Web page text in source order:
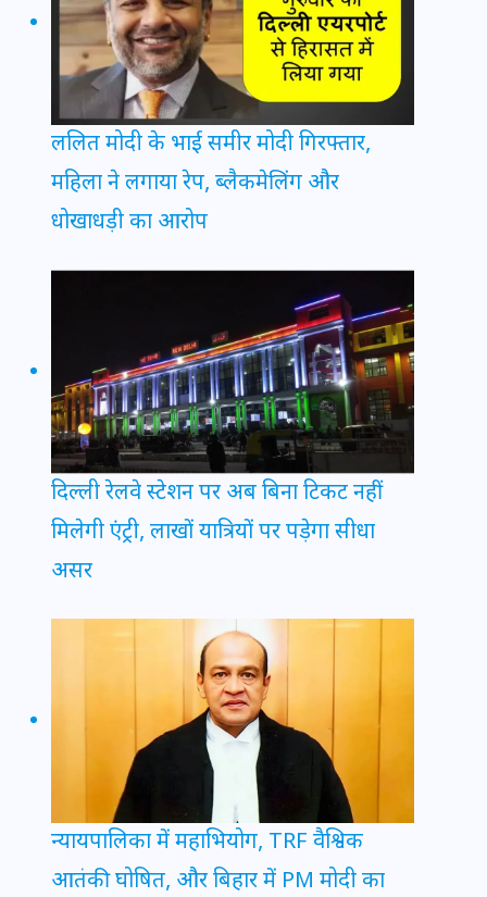
ललित मोदी के भाई समीर मोदी गिरफ्तार,
महिला ने लगाया रेप, ब्लैकमेलिंग और
धोखाधड़ी का आरोप
दिल्ली रेलवे स्टेशन पर अब बिना टिकट नहीं
मिलेगी एंट्री, लाखों यात्रियों पर पड़ेगा सीधा
असर
न्यायपालिका में महाभियोग, TRF वैश्विक
आतंकी घोषित, और बिहार में PM मोदी का